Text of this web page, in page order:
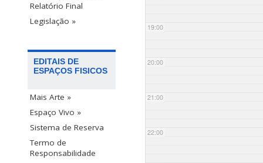
Relatório Final
Legislação »
EDITAIS DE
ESPAÇOS FISICOS
Mais Arte »
Espaço Vivo »
Sistema de Reserva
Termo de
Responsabilidade
19:00
20:00
21:00
22:00